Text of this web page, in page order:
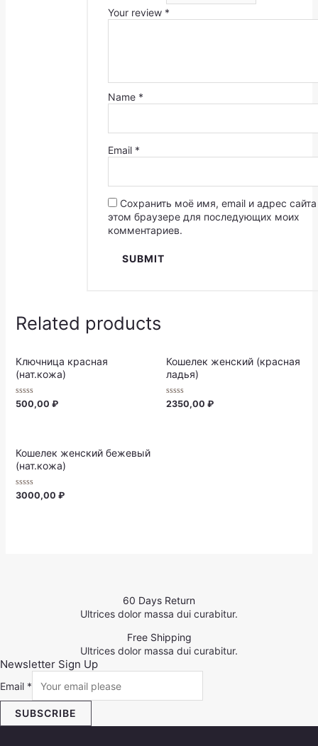
Your review *
Name *
Email *
Сохранить моё имя, email и адрес
этом браузере для последующих моих
комментариев.
Related products
Ключница красная
(нат.кожа)
Rated
500,00 ₽
Кошелек женский (красная
ладья)
Rated
2350,00 ₽
Кошелек женский бежевый
(нат.кожа)
Rated
3000,00 ₽
60 Days Return
Ultrices dolor massa dui curabitur.
Free Shipping
Ultrices dolor massa dui curabitur.
Newsletter Sign Up
Email *
SUBSCRIBE